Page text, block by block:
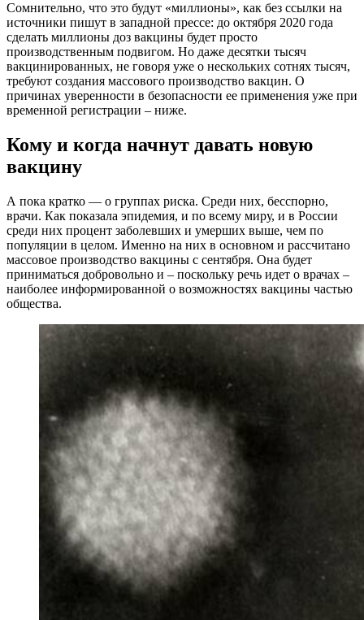
Сомнительно, что это будут «миллионы», как без ссылки на
источники пишут в западной прессе: до октября 2020 года
сделать миллионы доз вакцины будет просто
производственным подвигом. Но даже десятки тысяч
вакцинированных, не говоря уже о нескольких сотнях тысяч,
требуют создания массового производство вакцин. О
причинах уверенности в безопасности ее применения уже при
временной регистрации – ниже.
Кому и когда начнут давать новую
вакцину
А пока кратко — о группах риска. Среди них, бесспорно,
врачи. Как показала эпидемия, и по всему миру, и в России
среди них процент заболевших и умерших выше, чем по
популяции в целом. Именно на них в основном и рассчитано
массовое производство вакцины с сентября. Она будет
приниматься добровольно и – поскольку речь идет о врачах –
наиболее информированной о возможностях вакцины частью
общества.